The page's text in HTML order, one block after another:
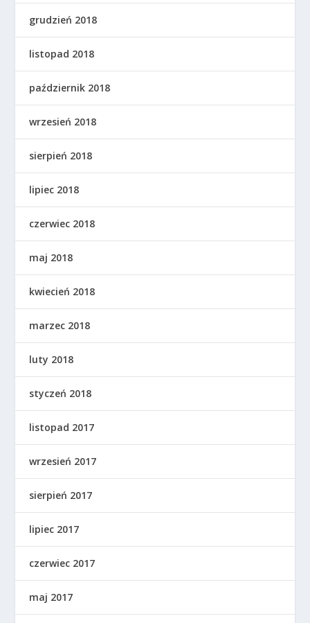
grudzień 2018
listopad 2018
październik 2018
wrzesień 2018
sierpień 2018
lipiec 2018
czerwiec 2018
maj 2018
kwiecień 2018
marzec 2018
luty 2018
styczeń 2018
listopad 2017
wrzesień 2017
sierpień 2017
lipiec 2017
czerwiec 2017
maj 2017